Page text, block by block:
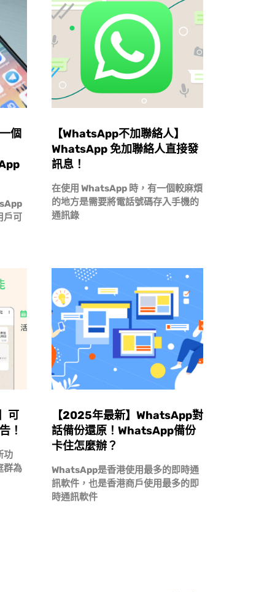
個
戶可
【WhatsApp不加聯絡人】
WhatsApp 免加聯絡人直接發
訊息！
在使用 WhatsApp 時，有一個較麻煩
的地方是需要將電話號碼存入手機的
通訊錄
可
！
功
群為
【2025年最新】WhatsApp對
話備份還原！WhatsApp備份
卡住怎麼辦？
WhatsApp是香港使用最多的即時通
訊軟件，也是香港商戶使用最多的即
時通訊軟件